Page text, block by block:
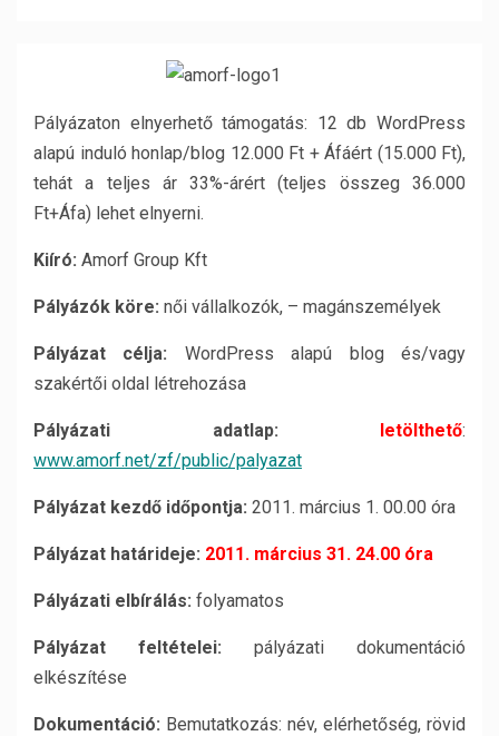
Pályázaton elnyerhető támogatás: 12 db WordPress
alapú induló honlap/blog 12.000 Ft + Áfáért (15.000 Ft),
tehát a teljes ár 33%-árért (teljes összeg 36.000
Ft+Áfa) lehet elnyerni.
Kiíró: Amorf Group Kft
Pályázók köre: női vállalkozók, – magánszemélyek
Pályázat célja: WordPress alapú blog és/vagy
szakértői oldal létrehozása
Pályázati adatlap: letölthető:
www.amorf.net/zf/public/palyazat
Pályázat kezdő időpontja: 2011. március 1. 00.00 óra
Pályázat határideje: 2011. március 31. 24.00 óra
Pályázati elbírálás: folyamatos
Pályázat feltételei: pályázati dokumentáció
elkészítése
Dokumentáció: Bemutatkozás: név, elérhetőség, rövid